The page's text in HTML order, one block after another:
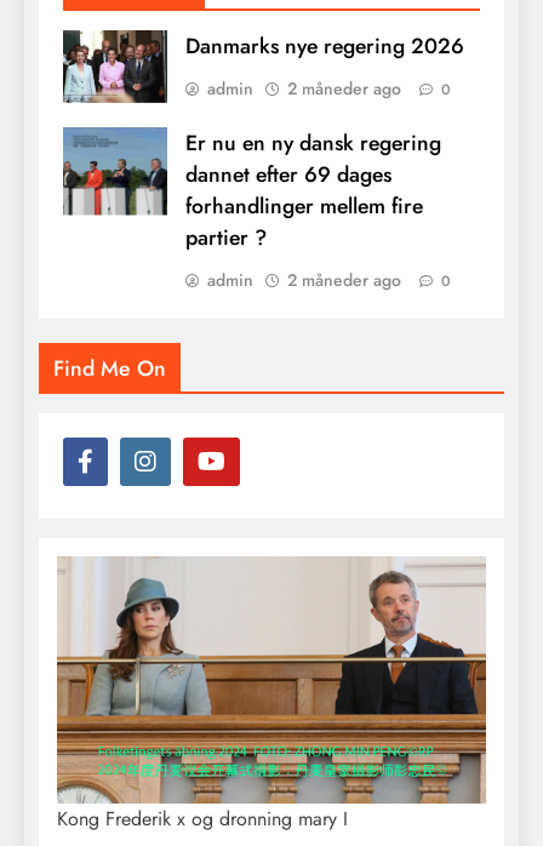
Danmarks nye regering 2026
admin 2 måneder ago 0
Er nu en ny dansk regering
dannet efter 69 dages
forhandlinger mellem fire
partier ?
admin 2 måneder ago 0
Find Me On
Kong Frederik x og dronning mary I